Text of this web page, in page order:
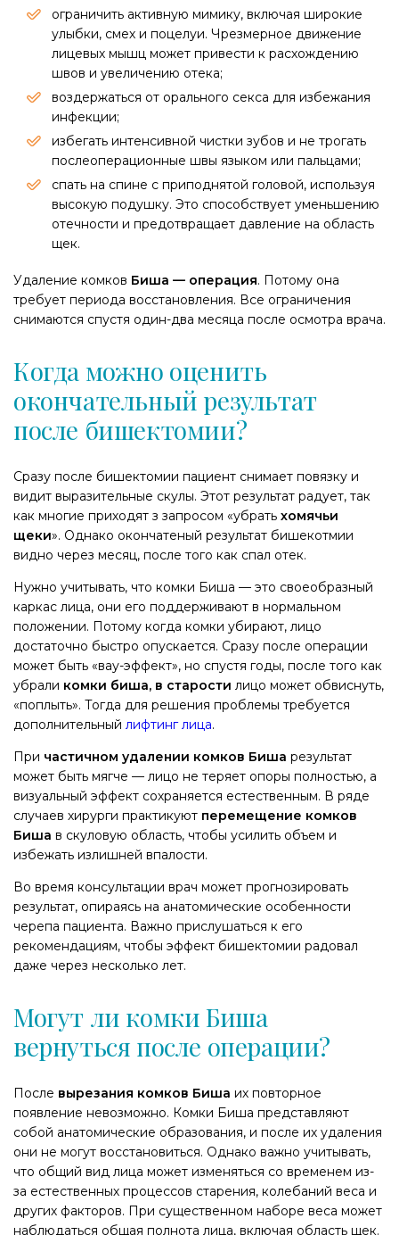
ограничить активную мимику, включая широкие
улыбки, смех и поцелуи. Чрезмерное движение
лицевых мышц может привести к расхождению
швов и увеличению отека;
воздержаться от орального секса для избежания
инфекции;​
избегать интенсивной чистки зубов и не трогать
послеоперационные швы языком или пальцами;
спать на спине с приподнятой головой, используя
высокую подушку. Это способствует уменьшению
отечности и предотвращает давление на область
щек.
Удаление комков Биша — операция. Потому она
требует периода восстановления. Все ограничения
снимаются спустя один-два месяца после осмотра врача.
Когда можно оценить
окончательный результат
после бишектомии?
Сразу после бишектомии пациент снимает повязку и
видит выразительные скулы. Этот результат радует, так
как многие приходят з запросом «убрать хомячьи
щеки». Однако окончатеный результат бишекотмии
видно через месяц, после того как спал отек.
Нужно учитывать, что комки Биша — это своеобразный
каркас лица, они его поддерживают в нормальном
положении. Потому когда комки убирают, лицо
достаточно быстро опускается. Сразу после операции
может быть «вау-эффект», но спустя годы, после того как
убрали комки биша, в старости лицо может обвиснуть,
«поплыть». Тогда для решения проблемы требуется
дополнительный лифтинг лица.
При частичном удалении комков Биша результат
может быть мягче — лицо не теряет опоры полностью, а
визуальный эффект сохраняется естественным. В ряде
случаев хирурги практикуют перемещение комков
Биша в скуловую область, чтобы усилить объем и
избежать излишней впалости.
Во время консультации врач может прогнозировать
результат, опираясь на анатомические особенности
черепа пациента. Важно прислушаться к его
рекомендациям, чтобы эффект бишектомии радовал
даже через несколько лет.
Могут ли комки Биша
вернуться после операции?
​После вырезания комков Биша их повторное
появление невозможно. Комки Биша представляют
собой анатомические образования, и после их удаления
они не могут восстановиться. Однако важно учитывать,
что общий вид лица может изменяться со временем из-
за естественных процессов старения, колебаний веса и
других факторов. При существенном наборе веса может
наблюдаться общая полнота лица, включая область щек.